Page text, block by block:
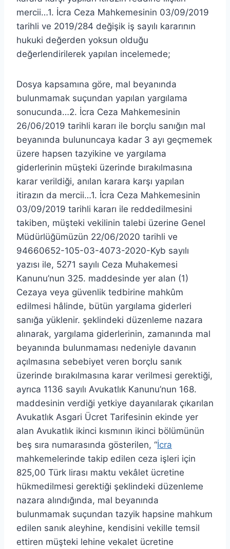
mercii…1. İcra Ceza Mahkemesinin 03/09/2019
tarihli ve 2019/284 değişik iş sayılı kararının
hukuki değerden yoksun olduğu
değerlendirilerek yapılan incelemede;
Dosya kapsamına göre, mal beyanında
bulunmamak suçundan yapılan yargılama
sonucunda…2. İcra Ceza Mahkemesinin
26/06/2019 tarihli kararı ile borçlu sanığın mal
beyanında bulununcaya kadar 3 ayı geçmemek
üzere hapsen tazyikine ve yargılama
giderlerinin müşteki üzerinde bırakılmasına
karar verildiği, anılan karara karşı yapılan
itirazın da mercii…1. İcra Ceza Mahkemesinin
03/09/2019 tarihli kararı ile reddedilmesini
takiben, müşteki vekilinin talebi üzerine Genel
Müdürlüğümüzün 22/06/2020 tarihli ve
94660652-105-03-4073-2020-Kyb sayılı
yazısı ile, 5271 sayılı Ceza Muhakemesi
Kanunu’nun 325. maddesinde yer alan (1)
Cezaya veya güvenlik tedbirine mahkûm
edilmesi hâlinde, bütün yargılama giderleri
sanığa yüklenir. şeklindeki düzenleme nazara
alınarak, yargılama giderlerinin, zamanında mal
beyanında bulunmaması nedeniyle davanın
açılmasına sebebiyet veren borçlu sanık
üzerinde bırakılmasına karar verilmesi gerektiği,
ayrıca 1136 sayılı Avukatlık Kanunu’nun 168.
maddesinin verdiği yetkiye dayanılarak çıkarılan
Avukatlık Asgari Ücret Tarifesinin ekinde yer
alan Avukatlık ikinci kısmının ikinci bölümünün
beş sıra numarasında gösterilen, “İcra
mahkemelerinde takip edilen ceza işleri için
825,00 Türk lirası maktu vekâlet ücretine
hükmedilmesi gerektiği şeklindeki düzenleme
nazara alındığında, mal beyanında
bulunmamak suçundan tazyik hapsine mahkum
edilen sanık aleyhine, kendisini vekille temsil
ettiren müşteki lehine vekalet ücretine